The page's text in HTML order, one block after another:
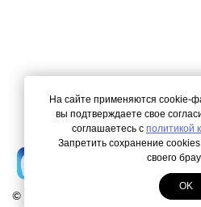
© Copyright 2000-2026. Все
На сайте применяются cookie-
вы подтверждаете свое
соглашаетесь с политикой
Запретить сохранение
своего
OK